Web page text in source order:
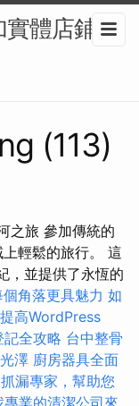
實體店鋪曝
(113)
之旅 參加傳統的
輕鬆的旅行。 這
，並提供了永恆的
角落更具魅力 如
提高WordPress
記全攻略 台中整骨
澤 廚房器具全面
抓漏專家，幫助您
專業的清潔公司來